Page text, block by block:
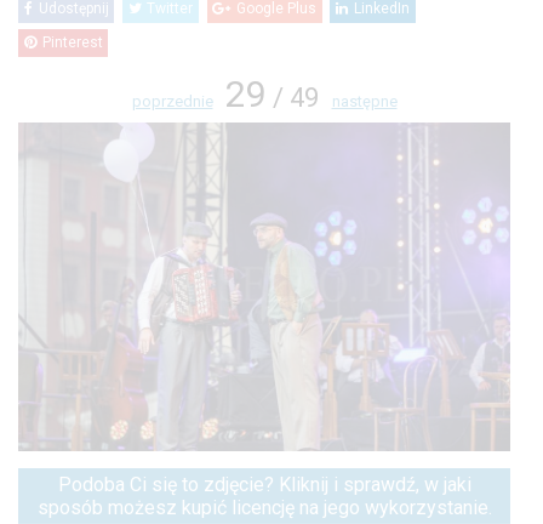
Udostępnij Twitter Google Plus LinkedIn
Pinterest
poprzednie 29 / 49 następne
Podoba Ci się to zdjęcie? Kliknij i sprawdź, w jaki
sposób możesz kupić licencję na jego wykorzystanie.